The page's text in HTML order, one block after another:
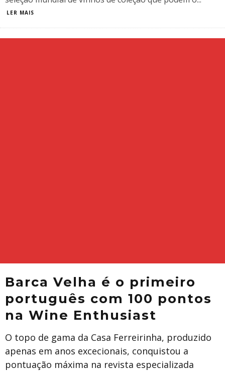
LER MAIS
Barca Velha é o primeiro
português com 100 pontos
na Wine Enthusiast
O topo de gama da Casa Ferreirinha, produzido
apenas em anos excecionais, conquistou a
pontuação máxima na revista especializada